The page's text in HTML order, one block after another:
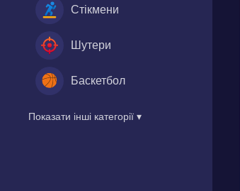
Стікмени
Шутери
Баскетбол
Показати інші категорії ▾